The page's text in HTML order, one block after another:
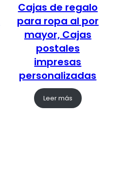
Cajas de regalo
para ropa al por
mayor, Cajas
postales
impresas
personalizadas
Leer más